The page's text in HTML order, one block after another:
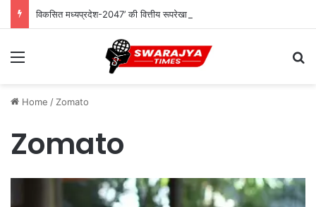
विकसित मध्यप्रदेश-2047’ की वित्तीय रूपरेखा तैयार
Menu
Home / Zomato
Zomato